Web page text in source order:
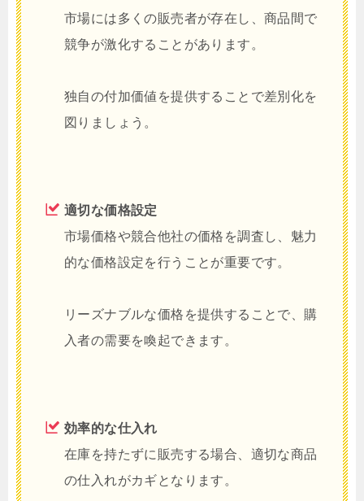
市場には多くの販売者が存在し、商品間で
競争が激化することがあります。
独自の付加価値を提供することで差別化を
図りましょう。
適切な価格設定
市場価格や競合他社の価格を調査し、魅力
的な価格設定を行うことが重要です。
リーズナブルな価格を提供することで、購
入者の需要を喚起できます。
効率的な仕入れ
在庫を持たずに販売する場合、適切な商品
の仕入れがカギとなります。